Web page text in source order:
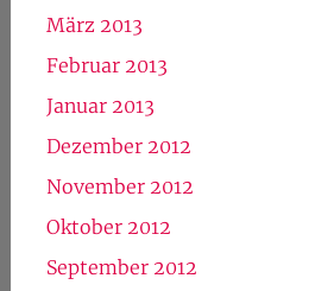
März 2013
Februar 2013
Januar 2013
Dezember 2012
November 2012
Oktober 2012
September 2012